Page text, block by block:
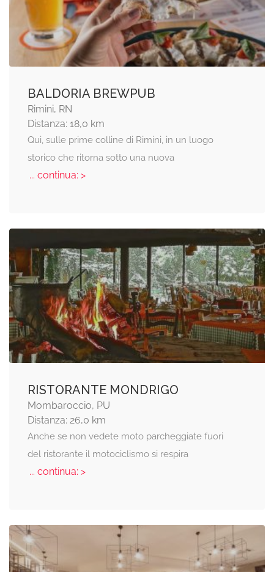
BALDORIA BREWPUB
Rimini, RN
Distanza: 18,0 km
Qui, sulle prime colline di Rimini, in un luogo
storico che ritorna sotto una nuova
... continua: >
RISTORANTE MONDRIGO
Mombaroccio, PU
Distanza: 26,0 km
Anche se non vedete moto parcheggiate fuori
del ristorante il motociclismo si respira
... continua: >